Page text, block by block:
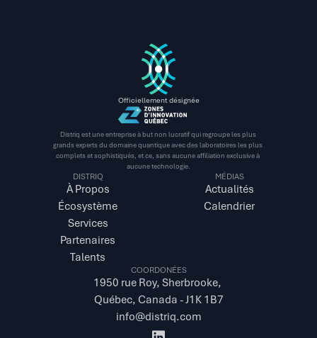
Officiellement désignée
Distriq est une entreprise à but non lucratif qui regroupe les plus
grands experts du domaine quantique avec des laboratoires les plus
complets et sophistiqués, et ce, sans aucune affiliation exclusive à
aucune technologie.
DISTRIQ
À Propos
Écosystème
Services
Partenaires
Talents
MÉDIAS
Actualités
Calendrier
COORDONÉES
1950 rue Roy, Sherbrooke,
Québec, Canada - J1K 1B7
info@distriq.com